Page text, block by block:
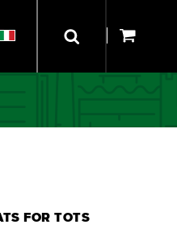
FOR TOTS